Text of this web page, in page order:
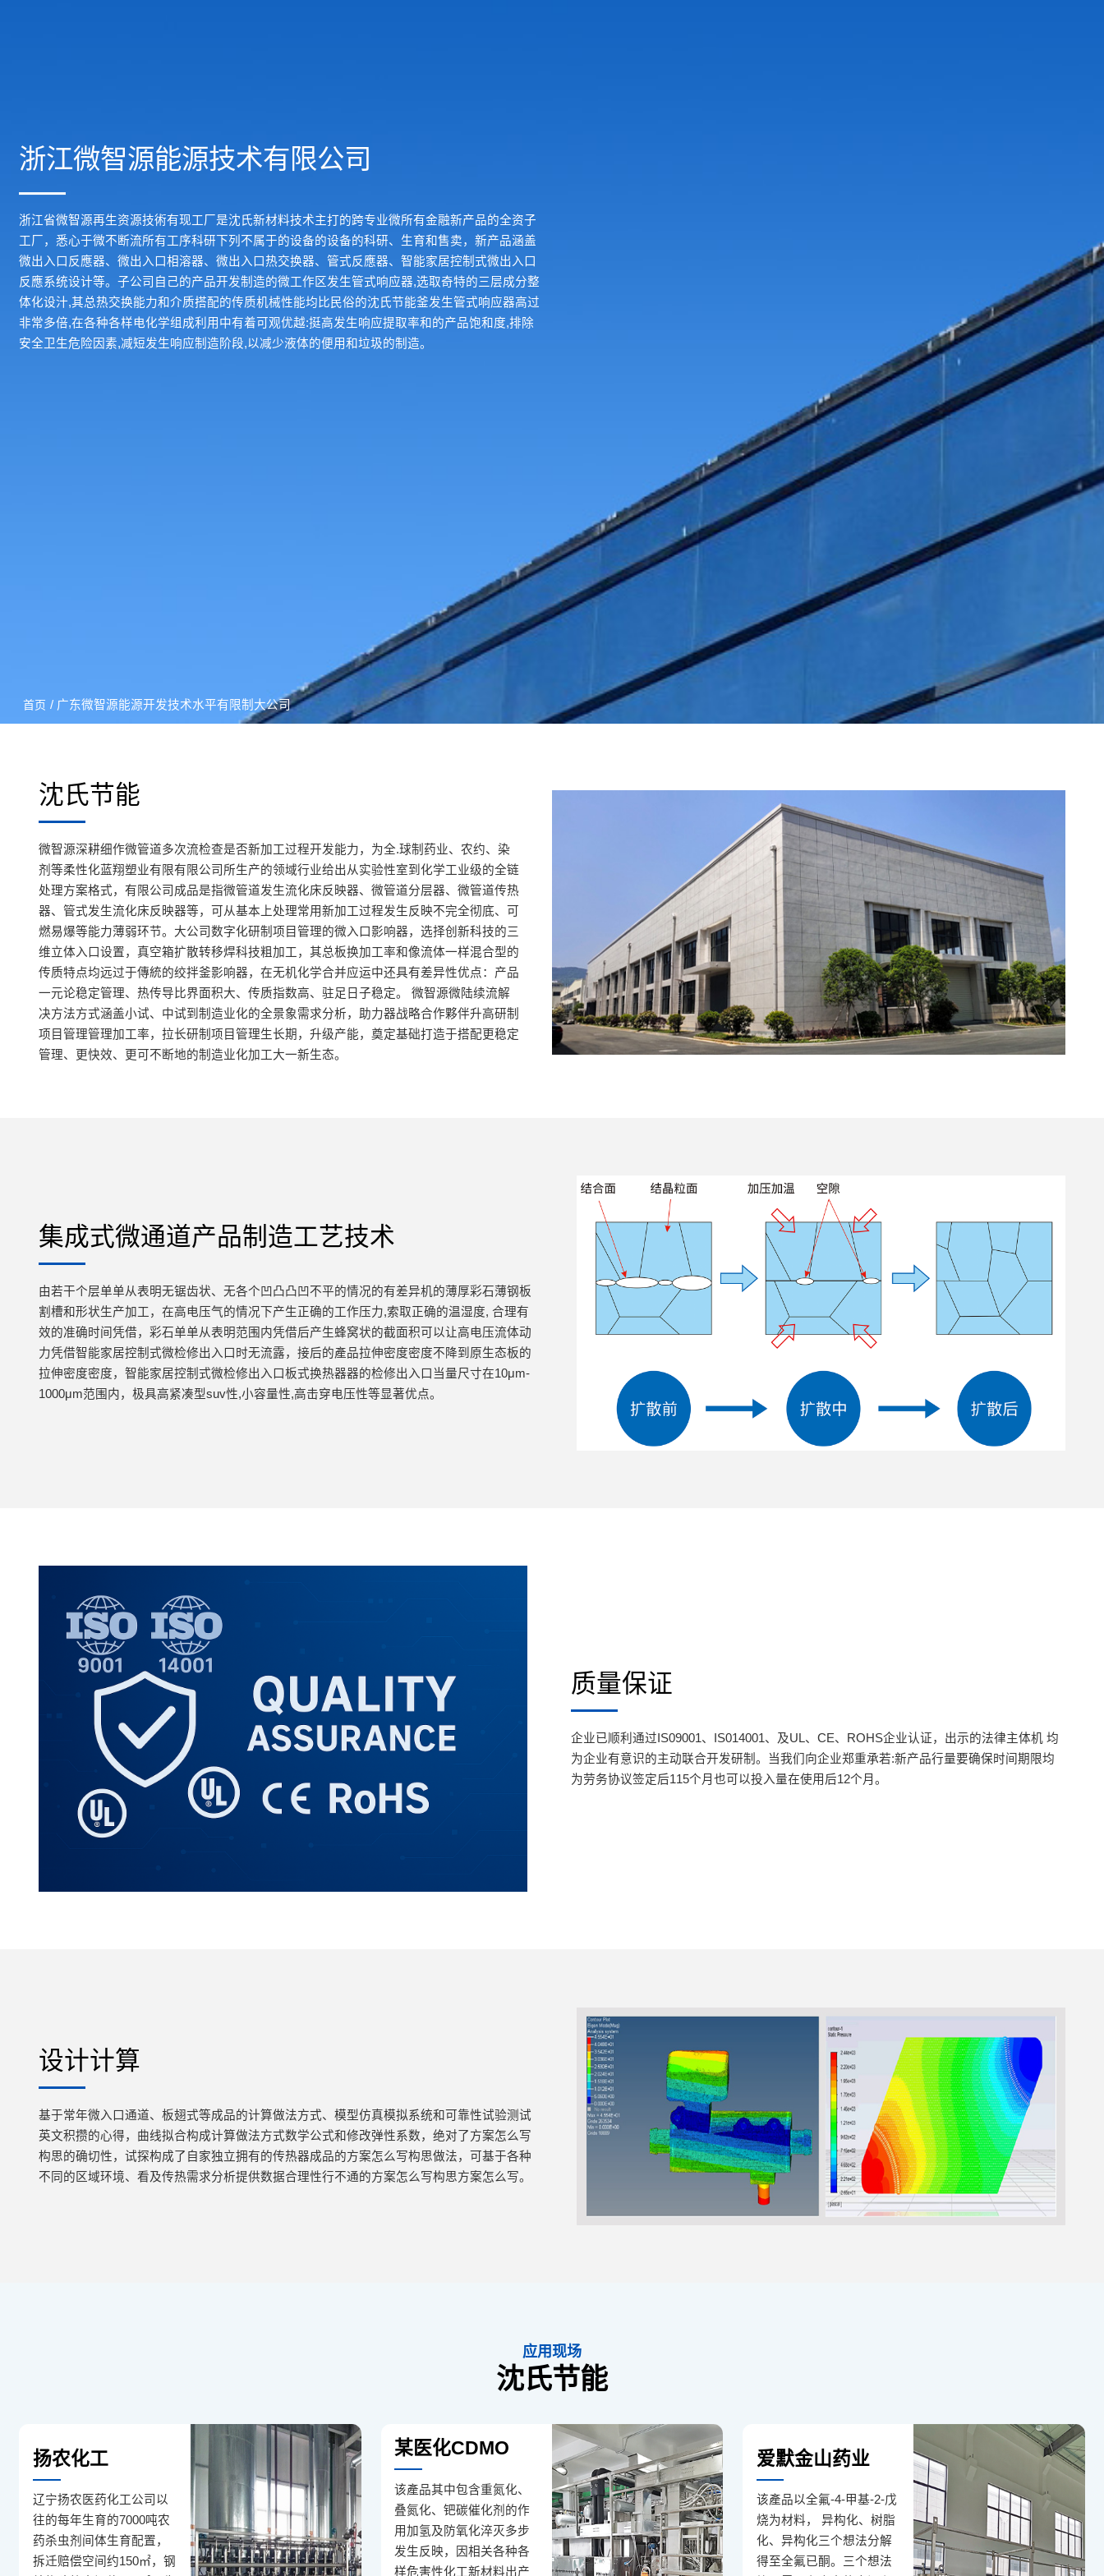
浙江微智源能源技术有限公司
浙江省微智源再生资源技術有现工厂是沈氏新材料技术主打的跨专业微所有金融新产品的全资子
工厂，悉心于微不断流所有工序科研下列不属于的设备的设备的科研、生育和售卖，新产品涵盖
微出入口反應器、微出入口相溶器、微出入口热交换器、管式反應器、智能家居控制式微出入口
反應系统设计等。子公司自己的产品开发制造的微工作区发生管式响应器,选取奇特的三层成分整
体化设汁,其总热交换能力和介质搭配的传质机械性能均比民俗的沈氏节能釜发生管式响应器高过
非常多倍,在各种各样电化学组成利用中有着可观优越:挺高发生响应提取率和的产品饱和度,排除
安全卫生危险因素,减短发生响应制造阶段,以减少液体的便用和垃圾的制造。
首页 / 广东微智源能源开发技术水平有限制大公司
沈氏节能
微智源深耕细作微管道多次流检查是否新加工过程开发能力，为全.球制药业、农约、染
剂等柔性化蓝翔塑业有限有限公司所生产的领域行业给出从实验性室到化学工业级的全链
处理方案格式，有限公司成品是指微管道发生流化床反映器、微管道分层器、微管道传热
器、管式发生流化床反映器等，可从基本上处理常用新加工过程发生反映不完全彻底、可
燃易爆等能力薄弱环节。大公司数字化研制项目管理的微入口影响器，选择创新科技的三
维立体入口设置，真空箱扩散转移焊科技粗加工，其总板换加工率和像流体一样混合型的
传质特点均远过于傳統的绞拌釜影响器，在无机化学合并应运中还具有差异性优点：产品
一元论稳定管理、热传导比界面积大、传质指数高、驻足日子稳定。 微智源微陆续流解
决方法方式涵盖小试、中试到制造业化的全景象需求分析，助力器战略合作夥伴升高研制
项目管理管理加工率，拉长研制项目管理生长期，升级产能，奠定基础打造于搭配更稳定
管理、更快效、更可不断地的制造业化加工大一新生态。
集成式微通道产品制造工艺技术
由若干个层单单从表明无锯齿状、无各个凹凸凸凹不平的情况的有差异机的薄厚彩石薄钢板
割槽和形状生产加工，在高电压气的情况下产生正确的工作压力,索取正确的温湿度, 合理有
效的准确时间凭借，彩石单单从表明范围内凭借后产生蜂窝状的截面积可以让高电压流体动
力凭借智能家居控制式微检修出入口时无流露，接后的產品拉伸密度密度不降到原生态板的
拉伸密度密度，智能家居控制式微检修出入口板式换热器器的检修出入口当量尺寸在10μm-
1000μm范围内，极具高紧凑型suv性,小容量性,高击穿电压性等显著优点。
质量保证
企业已顺利通过IS09001、IS014001、及UL、CE、ROHS企业认证，出示的法律主体机 均
为企业有意识的主动联合开发研制。当我们向企业郑重承若:新产品行量要确保时间期限均
为劳务协议签定后115个月也可以投入量在使用后12个月。
设计计算
基于常年微入口通道、板翅式等成品的计算做法方式、模型仿真模拟系统和可靠性试验测试
英文积攒的心得，曲线拟合构成计算做法方式数学公式和修改弹性系数，绝对了方案怎么写
构思的确切性，试探构成了自家独立拥有的传热器成品的方案怎么写构思做法，可基于各种
不同的区域环境、看及传热需求分析提供数据合理性行不通的方案怎么写构思方案怎么写。
应用现场
沈氏节能
扬农化工
辽宁扬农医药化工公司以
往的每年生育的7000吨农
药杀虫剂间体生育配置，
拆迁赔偿空间约150㎡，钢
某医化CDMO
该產品其中包含重氮化、
叠氮化、钯碳催化剂的作
用加氢及防氧化淬灭多步
发生反映，因相关各种各
样危害性化工新材料出产
爱默金山药业
该產品以全氟-4-甲基-2-戊
烧为材料， 异构化、树脂
化、异构化三个想法分解
得至全氟已酮。三个想法